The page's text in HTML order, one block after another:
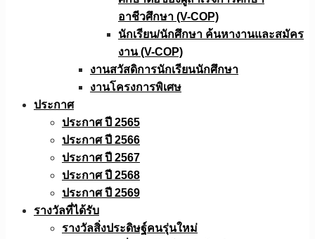
อาชีวศึกษา (V-COP)
นักเรียน/นักศึกษา ค้นหางานและสมัคร
งาน (V-COP)
งานสวัสดิการนักเรียนนักศึกษา
งานโครงการพิเศษ
ประกาศ
ประกาศ ปี 2565
ประกาศ ปี 2566
ประกาศ ปี 2567
ประกาศ ปี 2568
ประกาศ ปี 2569
รางวัลที่ได้รับ
รางวัลสิ่งประดิษฐ์คนรุ่นใหม่